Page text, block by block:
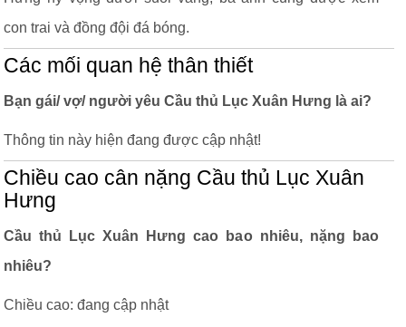
con trai và đồng đội đá bóng.
Các mối quan hệ thân thiết
Bạn gái/ vợ/ người yêu Cầu thủ Lục Xuân Hưng là ai?
Thông tin này hiện đang được cập nhật!
Chiều cao cân nặng Cầu thủ Lục Xuân
Hưng
Cầu thủ Lục Xuân Hưng cao bao nhiêu, nặng bao
nhiêu?
Chiều cao: đang cập nhật